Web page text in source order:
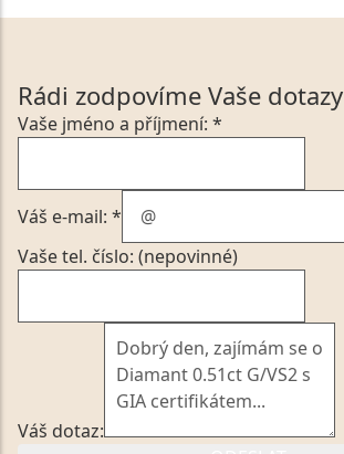
Rádi zodpovíme Vaše dotazy
Vaše jméno a příjmení: *
Váš e-mail: *
Vaše tel. číslo: (nepovinné)
Váš dotaz: